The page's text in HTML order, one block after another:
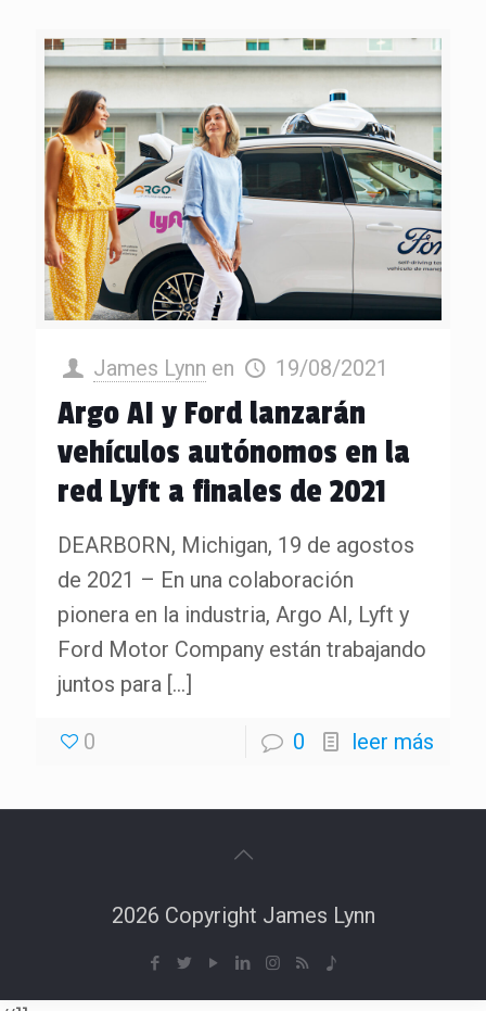
James Lynn en 19/08/2021
Argo AI y Ford lanzarán
vehículos autónomos en la
red Lyft a finales de 2021
DEARBORN, Michigan, 19 de agostos
de 2021 – En una colaboración
pionera en la industria, Argo AI, Lyft y
Ford Motor Company están trabajando
juntos para […]
0 0 leer más
2026 Copyright James Lynn